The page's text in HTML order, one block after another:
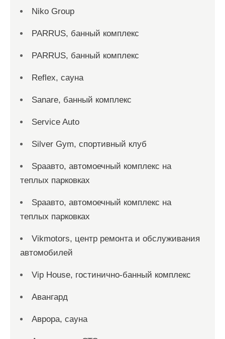
Niko Group
PARRUS, банный комплекс
PARRUS, банный комплекс
Reflex, сауна
Sanare, банный комплекс
Service Auto
Silver Gym, спортивный клуб
Spaавто, автомоечный комплекс на
теплых парковках
Spaавто, автомоечный комплекс на
теплых парковках
Vikmotors, центр ремонта и обслуживания
автомобилей
Vip House, гостинично-банный комплекс
Авангард
Аврора, сауна